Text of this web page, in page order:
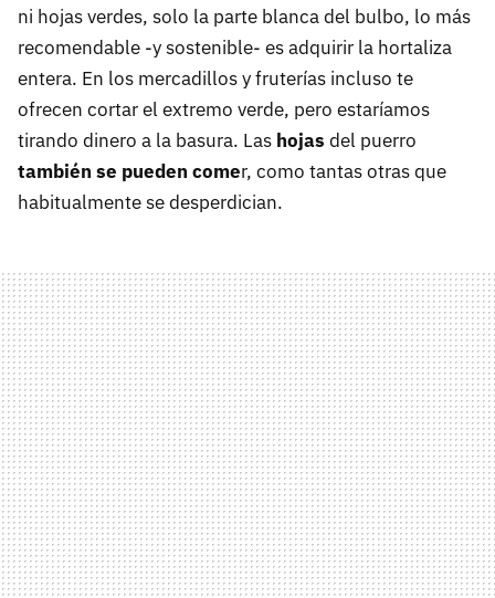
ni hojas verdes, solo la parte blanca del bulbo, lo más
recomendable -y sostenible- es adquirir la hortaliza
entera. En los mercadillos y fruterías incluso te
ofrecen cortar el extremo verde, pero estaríamos
tirando dinero a la basura. Las hojas del puerro
también se pueden comer, como tantas otras que
habitualmente se desperdician.